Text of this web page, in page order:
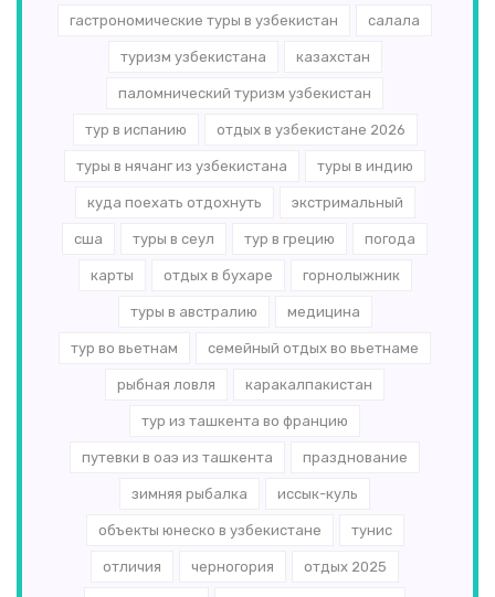
гастрономические туры в узбекистан салала
туризм узбекистана казахстан
паломнический туризм узбекистан
тур в испанию отдых в узбекистане 2026
туры в нячанг из узбекистана туры в индию
куда поехать отдохнуть экстримальный
сша туры в сеул тур в грецию погода
карты отдых в бухаре горнолыжник
туры в австралию медицина
тур во вьетнам семейный отдых во вьетнаме
рыбная ловля каракалпакистан
тур из ташкента во францию
путевки в оаэ из ташкента празднование
зимняя рыбалка иссык-куль
объекты юнеско в узбекистане тунис
отличия черногория отдых 2025